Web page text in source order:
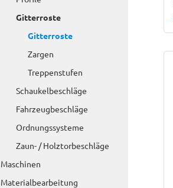
Gitterroste
Gitterroste
Zargen
Treppenstufen
Schaukelbeschläge
Fahrzeugbeschläge
Ordnungssysteme
Zaun- / Holztorbeschläge
Maschinen
Materialbearbeitung